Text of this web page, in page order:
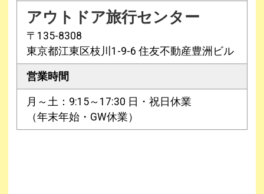
アウトドア旅行センター
〒135-8308
東京都江東区枝川1-9-6 住友不動産豊洲ビル
営業時間
月～土：9:15～17:30 日・祝日休業
（年末年始・GW休業）